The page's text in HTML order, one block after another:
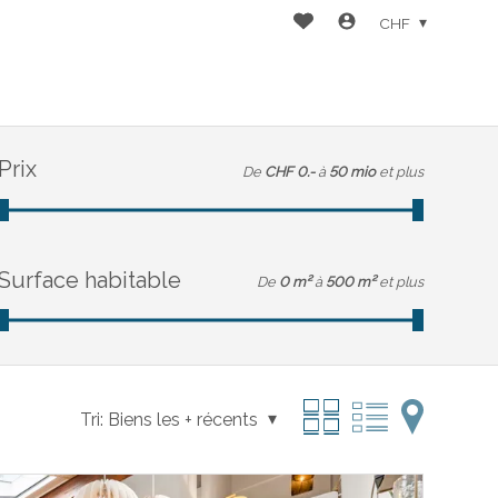
CHF
De CHF 0.- à 50 mio et plus
habitable De 0 m² à 500 m² et plus
Tri: Biens les + récents